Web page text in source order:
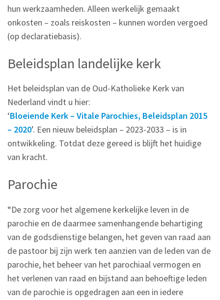
hun werkzaamheden. Alleen werkelijk gemaakt
onkosten – zoals reiskosten – kunnen worden vergoed
(op declaratiebasis).
Beleidsplan landelijke kerk
Het beleidsplan van de Oud-Katholieke Kerk van
Nederland vindt u hier:
‘Bloeiende Kerk – Vitale Parochies, Beleidsplan 2015
– 2020’. Een nieuw beleidsplan – 2023-2033 – is in
ontwikkeling. Totdat deze gereed is blijft het huidige
van kracht.
Parochie
“De zorg voor het algemene kerkelijke leven in de
parochie en de daarmee samenhangende behartiging
van de godsdienstige belangen, het geven van raad aan
de pastoor bij zijn werk ten aanzien van de leden van de
parochie, het beheer van het parochiaal vermogen en
het verlenen van raad en bijstand aan behoeftige leden
van de parochie is opgedragen aan een in iedere